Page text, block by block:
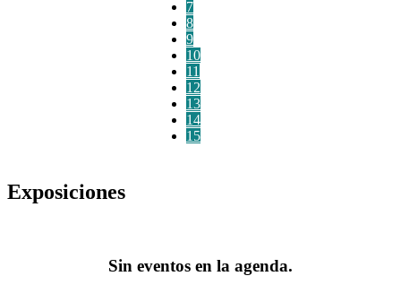
7
8
9
10
11
12
13
14
15
Exposiciones
Sin eventos en la agenda.